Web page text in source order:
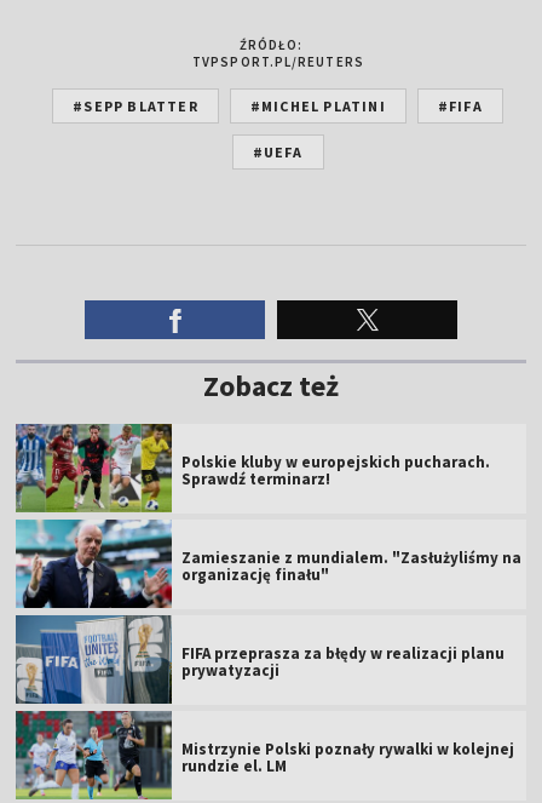
ŹRÓDŁO:
TVPSPORT.PL/REUTERS
#SEPP BLATTER #MICHEL PLATINI #FIFA
#UEFA
Zobacz też
Polskie kluby w europejskich pucharach.
Sprawdź terminarz!
Zamieszanie z mundialem. "Zasłużyliśmy na
organizację finału"
FIFA przeprasza za błędy w realizacji planu
prywatyzacji
Mistrzynie Polski poznały rywalki w kolejnej
rundzie el. LM